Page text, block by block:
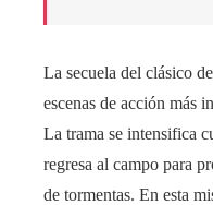
La secuela del clásico
escenas de acción más
La trama se intensifica
regresa al campo para
de tormentas. En esta